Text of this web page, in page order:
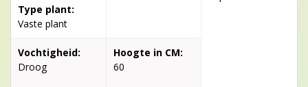
Type plant:
Vaste plant
Vochtigheid:
Droog
Hoogte in CM:
60